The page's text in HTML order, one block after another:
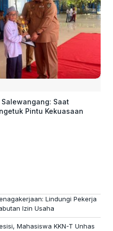
Saat
Pintu Kekuasaan
Lindungi Pekerja
Izin Usaha
Mahasiswa KKN-T Unhas